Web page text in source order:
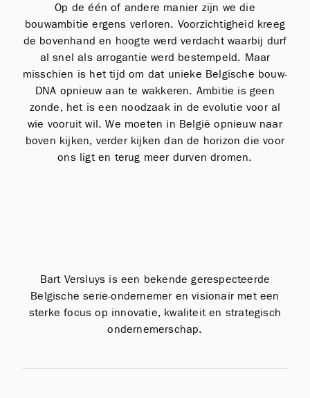
Op de één of andere manier zijn we die
bouwambitie ergens verloren. Voorzichtigheid kreeg
de bovenhand en hoogte werd verdacht waarbij durf
al snel als arrogantie werd bestempeld. Maar
misschien is het tijd om dat unieke Belgische bouw-
DNA opnieuw aan te wakkeren. Ambitie is geen
zonde, het is een noodzaak in de evolutie voor al
wie vooruit wil. We moeten in België opnieuw naar
boven kijken, verder kijken dan de horizon die voor
ons ligt en terug meer durven dromen.
Bart Versluys is een bekende gerespecteerde
Belgische serie-ondernemer en visionair met een
sterke focus op innovatie, kwaliteit en strategisch
ondernemerschap.